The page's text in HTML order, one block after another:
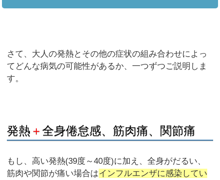
さて、大人の発熱とその他の症状の組み合わせによっ
てどんな病気の可能性があるか、一つずつご説明しま
す。
発熱 ＋全身倦怠感、筋肉痛、関節痛
もし、高い発熱(39度～40度)に加え、全身がだるい、
筋肉や関節が痛い場合はインフルエンザに感染してい